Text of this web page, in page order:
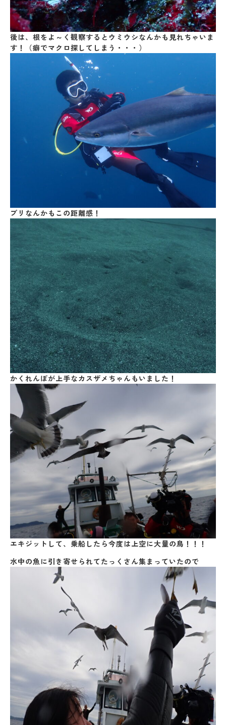
後は、根をよ～く観察するとウミウシなんかも見れちゃいま
す！（癖でマクロ探してしまう・・・）
ブリなんかもこの距離感！
かくれんぼが上手なカスザメちゃんもいました！
エキジットして、乗船したら今度は上空に大量の鳥！！！
水中の魚に引き寄せられてたっくさん集まっていたので